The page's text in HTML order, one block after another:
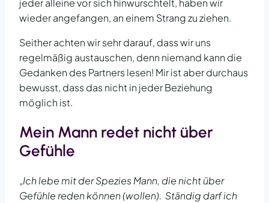
jeder alleine vor sich hinwurschtelt, haben wir
wieder angefangen, an einem Strang zu ziehen.
Seither achten wir sehr darauf, dass wir uns
regelmäßig austauschen, denn niemand kann die
Gedanken des Partners lesen! Mir ist aber durchaus
bewusst, dass das nicht in jeder Beziehung
möglich ist.
Mein Mann redet nicht über
Gefühle
„Ich lebe mit der Spezies Mann, die nicht über
Gefühle reden können (wollen). Ständig darf ich